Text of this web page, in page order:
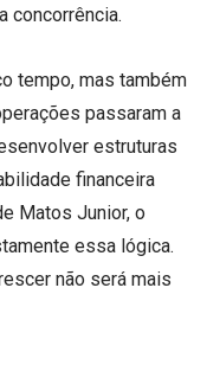
concorrência.
tempo, mas também
passaram a
estruturas
financeira
Matos Junior, o
essa lógica.
não será mais